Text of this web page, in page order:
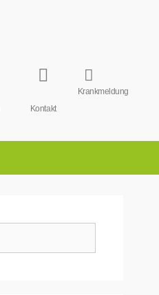
Kontakt
Krankmeldung